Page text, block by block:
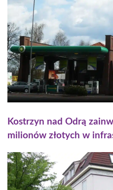
Kostrzyn nad Odrą
milionów złotych w